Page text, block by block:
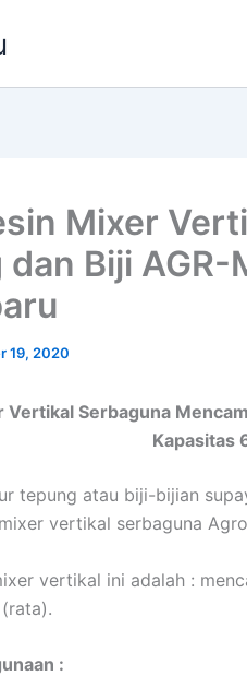
Mixer
dan Biji
19, 2020
Vertikal Serbaguna
Kapasitas
tepung atau biji-bijian
vertikal serbaguna
vertikal ini adalah :
: